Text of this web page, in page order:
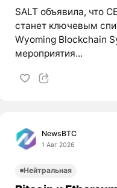
SALT объявила, что
станет ключевым
Wyoming Blockchain
мероприятия...
NewsBTC
1 Авг 2026
Нейтральная